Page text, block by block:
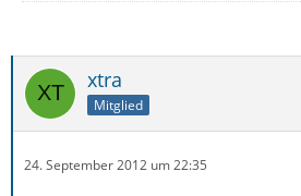
xtra
Mitglied
24. September 2012 um 22:35